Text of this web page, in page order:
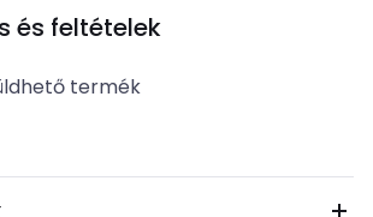
és feltételek
termék